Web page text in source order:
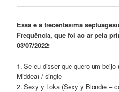
Essa é a trecentésima
Frequência, que foi ao ar pela
03/07/2022!
1. Se eu disser que quero um beijo
Middea) / single
2. Sexy y Loka (Sexy y Blondie –